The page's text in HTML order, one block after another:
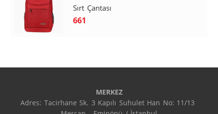
Sırt Çantası
661
MERKEZ
Adres: Tacirhane Sk. 3 Kapılı Suhulet Han No: 11/13